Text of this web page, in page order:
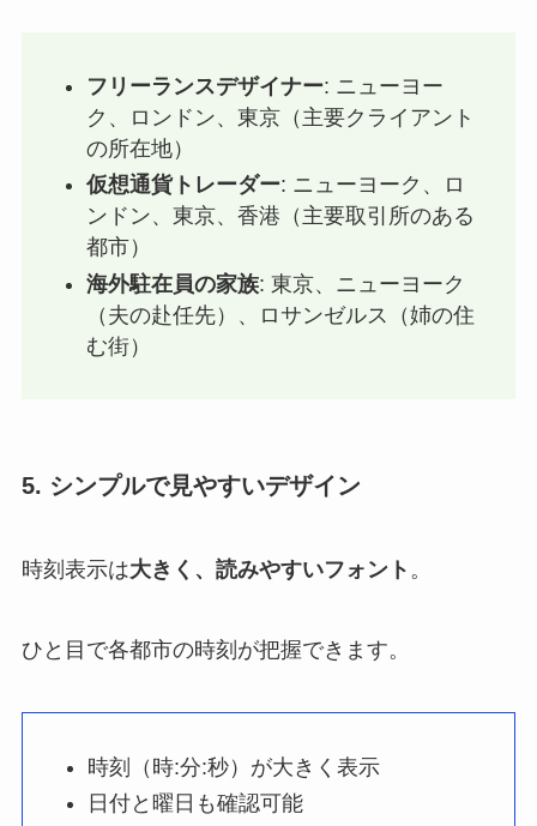
フリーランスデザイナー: ニューヨー
ク、ロンドン、東京（主要クライアント
の所在地）
仮想通貨トレーダー: ニューヨーク、ロ
ンドン、東京、香港（主要取引所のある
都市）
海外駐在員の家族: 東京、ニューヨーク
（夫の赴任先）、ロサンゼルス（姉の住
む街）
5. シンプルで見やすいデザイン
時刻表示は大きく、読みやすいフォント 。
ひと目で各都市の時刻が把握できます。
時刻（時:分:秒）が大きく表示
日付と曜日も確認可能